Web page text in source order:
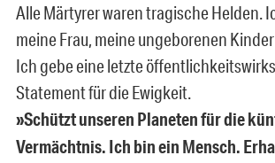
Alle Märtyrer waren tragische Helden.
meine Frau, meine ungeborenen
Ich gebe eine letzte
Statement für die Ewigkeit.
»Schützt unseren Planeten für die
Vermächtnis. Ich bin ein Mensch.